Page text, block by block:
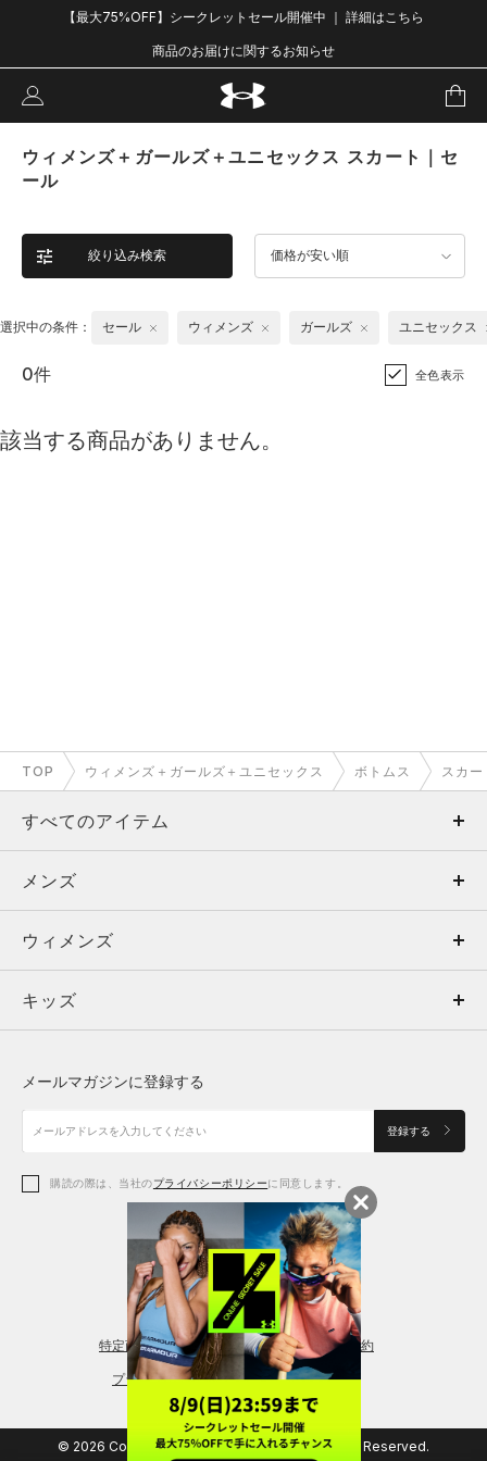
【最大75%OFF】シークレットセール開催中 ｜ 詳細はこちら
商品のお届けに関するお知らせ
ウィメンズ＋ガールズ＋ユニセックス スカート｜セ
ール
絞り込み検索 価格が安い順
選択中の条件： セール ウィメンズ ガールズ ユニセックス
0件 全色表示
該当する商品がありません。
TOP ウィメンズ＋ガールズ＋ユニセックス ボトムス スカー
すべてのアイテム
メンズ
ウィメンズ
キッズ
アクセサリー
メンズ
トップス
ボトムス
アクセサリー
ウィメンズ
トップス
シューズ
アクセサリー
レギンス＆タイツ
キッズ
シューズ
メールマガジンに登録する
登録する
購読の際は、当社のプライバシーポリシーに同意します。
特定商取引法に基づく通販の表記 会員規約
プライバシーポリシー
© 2026 Copyright DOME Corporation. All Rights Reserved.